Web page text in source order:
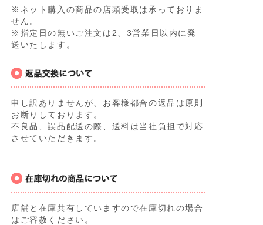
※ネット購入の商品の店頭受取は承っておりま
せん。
※指定日の無いご注文は2、3営業日以内に発
送いたします。
申し訳ありませんが、お客様都合の返品は原則
お断りしております。
不良品、誤品配送の際、送料は当社負担で対応
させていただきます。
店舗と在庫共有していますので在庫切れの場合
はご容赦ください。